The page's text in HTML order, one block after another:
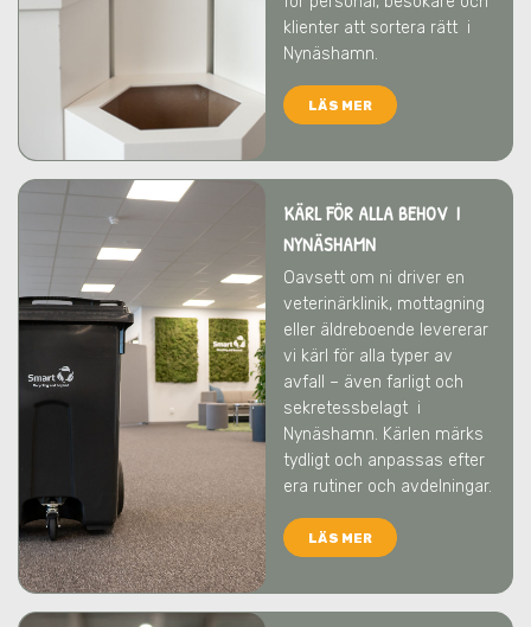
klienter att sortera rätt i
Nynäshamn.
LÄS MER
KÄRL FÖR ALLA BEHOV I
NYNÄSHAMN
Oavsett om ni driver en
veterinärklinik, mottagning
eller äldreboende levererar
vi kärl för alla typer av
avfall – även farligt och
sekretessbelagt i
Nynäshamn. Kärlen märks
tydligt och anpassas efter
era rutiner och avdelningar.
LÄS MER